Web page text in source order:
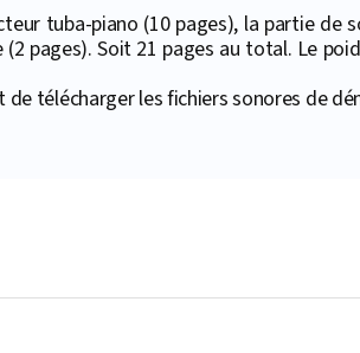
tuba-piano (10 pages), la partie de
pages). Soit 21 pages au total. Le
télécharger les fichiers sonores de